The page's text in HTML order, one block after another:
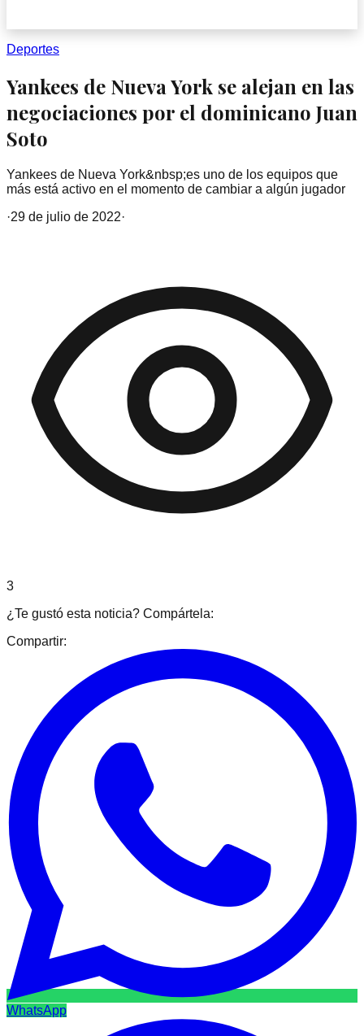
Deportes
Yankees de Nueva York se alejan en las
negociaciones por el dominicano Juan
Soto
Yankees de Nueva York&nbsp;es uno de los equipos que
más está activo en el momento de cambiar a algún jugador
·29 de julio de 2022·
3
¿Te gustó esta noticia? Compártela:
Compartir:
WhatsApp